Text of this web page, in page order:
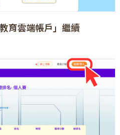
育雲端帳戶」繼續